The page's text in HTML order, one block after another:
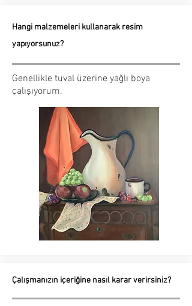
Hangi malzemeleri kullanarak resim
yapıyorsunuz?
Genellikle tuval üzerine yağlı boya
çalışıyorum.
Çalışmanızın içeriğine nasıl karar verirsiniz?